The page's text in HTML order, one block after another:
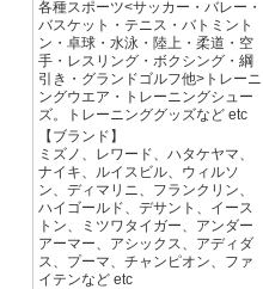
各種スポーツ<サッカー・バレー・
バスケット・テニス・バトミント
ン・卓球・水泳・陸上・柔道・空
手・レスリング・ボクシング・綱
引き・グランドゴルフ他>トレーニ
ングウエア・トレーニングシュー
ズ。トレーニンググッズなど etc
【ブランド】
ミズノ、レワード、ハタケヤマ、
ナイキ、ルイスビル、ウィルソ
ン、ディマリニ、フランクリン、
ハイゴールド、デサント、イース
トン、ミツワタイガー、アンダー
アーマー、アシックス、アディダ
ス、プーマ、チャンピオン、ファ
イテンなど etc